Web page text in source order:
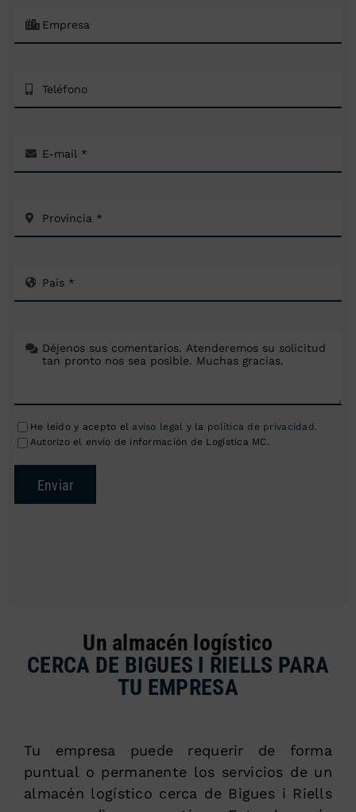
He leído y acepto el aviso legal y la política de privacidad.
Autorizo el envío de información de Logística MC.
Enviar
Un almacén logístico
CERCA DE BIGUES I RIELLS PARA
TU EMPRESA
Tu empresa puede requerir de forma
puntual o permanente los servicios de un
almacén logístico cerca de Bigues i Riells